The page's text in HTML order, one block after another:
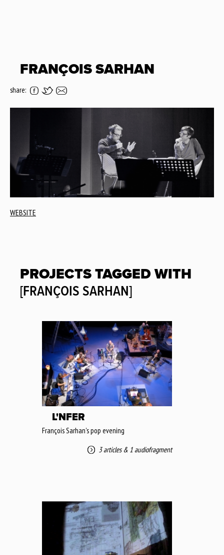
FRANÇOIS SARHAN
share:
WEBSITE
PROJECTS TAGGED WITH
[FRANÇOIS SARHAN]
L'NFER
François Sarhan's pop evening
3 articles& 1 audiofragment